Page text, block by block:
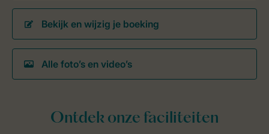
Bekijk en wijzig je boeking
Alle foto’s en video’s